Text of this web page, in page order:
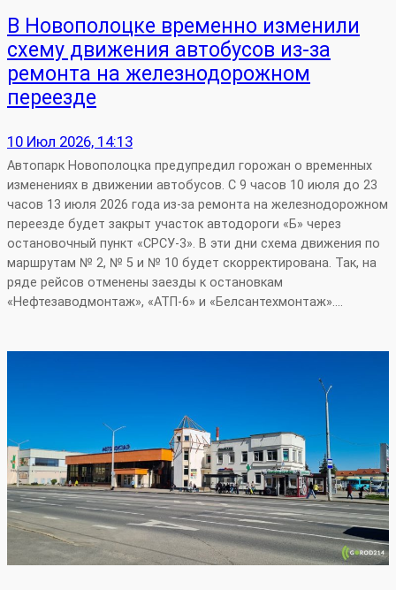
В Новополоцке временно изменили
схему движения автобусов из‑за
ремонта на железнодорожном
переезде
10 Июл 2026, 14:13
Автопарк Новополоцка предупредил горожан о временных
изменениях в движении автобусов. С 9 часов 10 июля до 23
часов 13 июля 2026 года из‑за ремонта на железнодорожном
переезде будет закрыт участок автодороги «Б» через
остановочный пункт «СРСУ‑3». В эти дни схема движения по
маршрутам № 2, № 5 и № 10 будет скорректирована. Так, на
ряде рейсов отменены заезды к остановкам
«Нефтезаводмонтаж», «АТП‑6» и «Белсантехмонтаж».…